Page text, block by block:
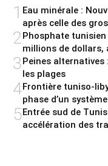
1 Eau minérale :
après celle des
2Phosphate
millions de dollars,
3Peines alternatives
les plages
4Frontière tuniso-
phase d’un
5Entrée sud de
accélération des